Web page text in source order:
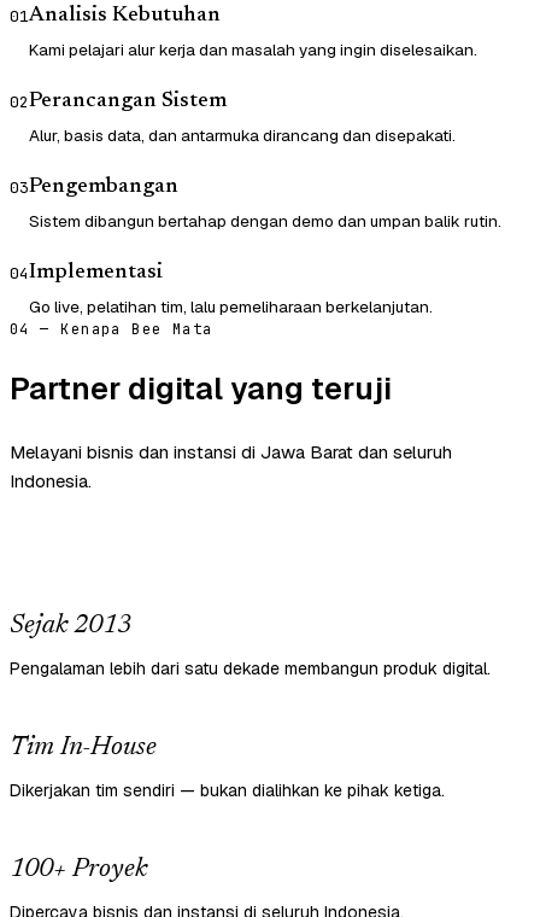
01Analisis Kebutuhan
Kami pelajari alur kerja dan masalah yang ingin diselesaikan.
02Perancangan Sistem
Alur, basis data, dan antarmuka dirancang dan disepakati.
03Pengembangan
Sistem dibangun bertahap dengan demo dan umpan balik rutin.
04Implementasi
Go live, pelatihan tim, lalu pemeliharaan berkelanjutan.
04 — Kenapa Bee Mata
Partner digital yang teruji
Melayani bisnis dan instansi di Jawa Barat dan seluruh
Indonesia.
Sejak 2013
Pengalaman lebih dari satu dekade membangun produk digital.
Tim In-House
Dikerjakan tim sendiri — bukan dialihkan ke pihak ketiga.
100+ Proyek